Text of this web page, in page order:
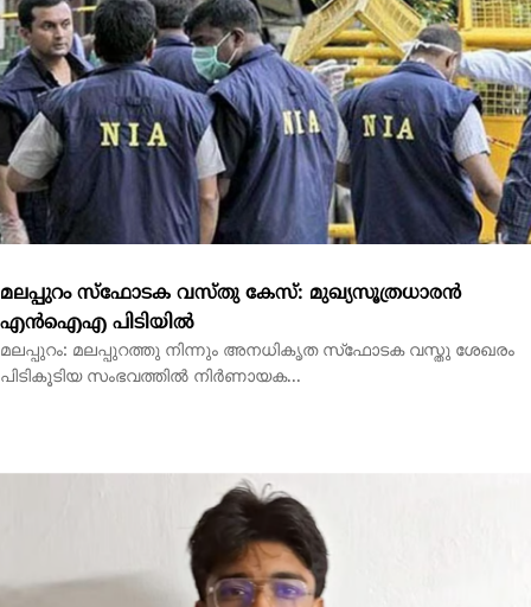
മലപ്പുറം സ്‌ഫോടക വസ്തു കേസ്: മുഖ്യസൂത്രധാരന്‍
എന്‍ഐഎ പിടിയില്‍
മലപ്പുറം: മലപ്പുറത്തു നിന്നും അനധികൃത സ്‌ഫോടക വസ്തു ശേഖരം
പിടികൂടിയ സംഭവത്തില്‍ നിര്‍ണായക...